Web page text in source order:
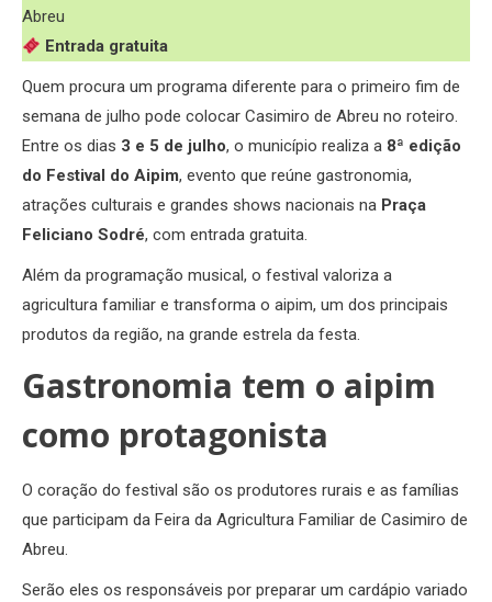
Abreu
Entrada gratuita
Quem procura um programa diferente para o primeiro fim de
semana de julho pode colocar Casimiro de Abreu no roteiro.
Entre os dias 3 e 5 de julho, o município realiza a 8ª edição
do Festival do Aipim, evento que reúne gastronomia,
atrações culturais e grandes shows nacionais na Praça
Feliciano Sodré, com entrada gratuita.
Além da programação musical, o festival valoriza a
agricultura familiar e transforma o aipim, um dos principais
produtos da região, na grande estrela da festa.
Gastronomia tem o aipim
como protagonista
O coração do festival são os produtores rurais e as famílias
que participam da Feira da Agricultura Familiar de Casimiro de
Abreu.
Serão eles os responsáveis por preparar um cardápio variado